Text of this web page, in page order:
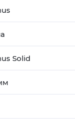
Solid